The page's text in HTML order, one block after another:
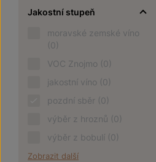
Jakostní stupeň
moravské zemské víno
(0)
VOC Znojmo (0)
jakostní víno (0)
pozdní sběr (0)
výběr z hroznů (0)
výběr z bobulí (0)
Zobrazit další